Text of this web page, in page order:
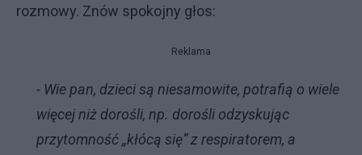
rozmowy. Znów spokojny głos:
Reklama
- Wie pan, dzieci są niesamowite, potrafią o wiele
więcej niż dorośli, np. dorośli odzyskując
przytomność „kłócą się” z respiratorem, a